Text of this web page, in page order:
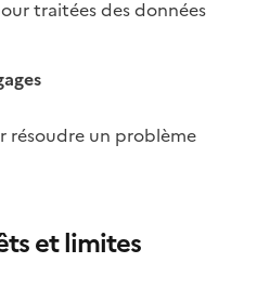
traitées des données
résoudre un problème
et limites